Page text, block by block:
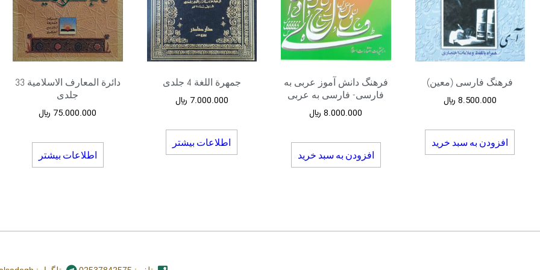
فرهنگ فارسی (معین)
8.500.000 ﷼
افزودن به سبد خرید
فرهنگ دانش آموز عربی به
فارسی- فارسی به عربی
8.000.000 ﷼
افزودن به سبد خرید
جمهرة اللغة 4 جلدی
7.000.000 ﷼
اطلاعات بیشتر
دائرة المعارف الاسلامیة 33
جلدی
75.000.000 ﷼
اطلاعات بیشتر